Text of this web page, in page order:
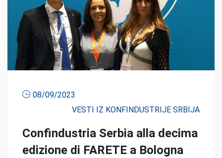
08/09/2023
VESTI IZ KONFINDUSTRIJE SRBIJA
Confindustria Serbia alla decima
edizione di FARETE a Bologna